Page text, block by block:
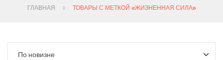
ГЛАВНАЯ ТОВАРЫ С МЕТКОЙ «ЖИЗНЕННАЯ СИЛА»